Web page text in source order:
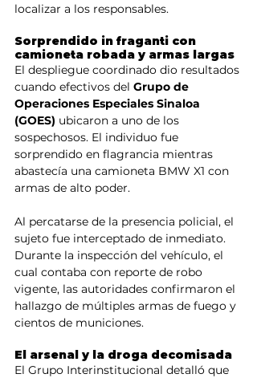
localizar a los responsables.
Sorprendido in fraganti con
camioneta robada y armas largas
El despliegue coordinado dio resultados
cuando efectivos del Grupo de
Operaciones Especiales Sinaloa
(GOES) ubicaron a uno de los
sospechosos. El individuo fue
sorprendido en flagrancia mientras
abastecía una camioneta BMW X1 con
armas de alto poder.
Al percatarse de la presencia policial, el
sujeto fue interceptado de inmediato.
Durante la inspección del vehículo, el
cual contaba con reporte de robo
vigente, las autoridades confirmaron el
hallazgo de múltiples armas de fuego y
cientos de municiones.
El arsenal y la droga decomisada
El Grupo Interinstitucional detalló que